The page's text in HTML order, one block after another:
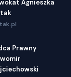
Agnieszka
Prawny